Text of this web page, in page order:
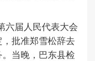
六届人民代表大会
批准郑雪松辞去
当晚，巴东县检